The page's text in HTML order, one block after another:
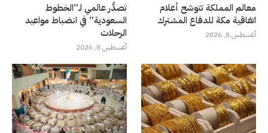
معالم المملكة تتوشح أعلام
اتفاقية مكة للدفاع المشترك
أغسطس 8, 2026
تصدُّر عالمي لـ”الخطوط
السعودية” في انضباط مواعيد
الرحلات
أغسطس 8, 2026